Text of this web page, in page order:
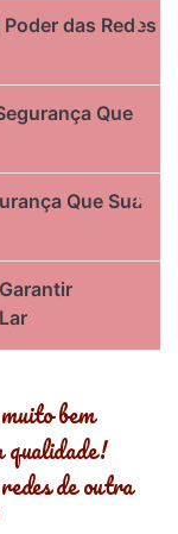
das Redes
Que
Que Sua
bem
qualidade!
de outra